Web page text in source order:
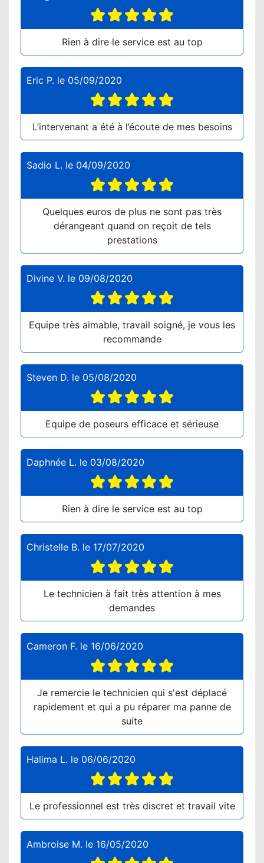
Rien à dire le service est au top
Eric P. le 05/09/2020
L’intervenant a été à l’écoute de mes besoins
Sadio L. le 04/09/2020
Quelques euros de plus ne sont pas très
dérangeant quand on reçoit de tels
prestations
Divine V. le 09/08/2020
Equipe très aimable, travail soigné, je vous les
recommande
Steven D. le 05/08/2020
Equipe de poseurs efficace et sérieuse
Daphnée L. le 03/08/2020
Rien à dire le service est au top
Christelle B. le 17/07/2020
Le technicien à fait très attention à mes
demandes
Cameron F. le 16/06/2020
Je remercie le technicien qui s'est déplacé
rapidement et qui a pu réparer ma panne de
suite
Halima L. le 06/06/2020
Le professionnel est très discret et travail vite
Ambroise M. le 16/05/2020